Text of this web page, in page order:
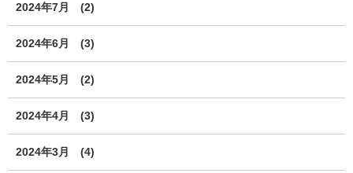
2024年7月 (2)
2024年6月 (3)
2024年5月 (2)
2024年4月 (3)
2024年3月 (4)